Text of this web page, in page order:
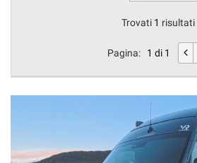
Trovati 1 risultati
Pagina: 1 di 1